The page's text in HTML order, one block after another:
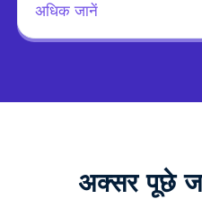
अधिक जानें
अक्सर पूछे